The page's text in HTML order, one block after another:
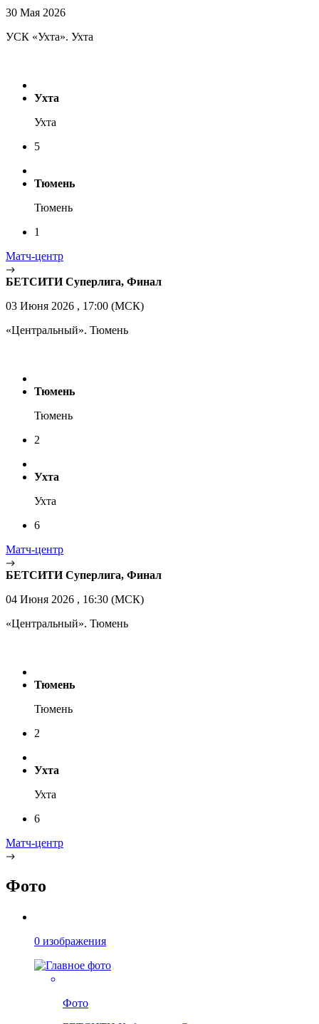
30 Мая 2026
УСК «Ухта». Ухта
Ухта
Ухта
5
Тюмень
Тюмень
1
Матч-центр
БЕТСИТИ Суперлига, Финал
03 Июня 2026 , 17:00 (МСК)
«Центральный». Тюмень
Тюмень
Тюмень
2
Ухта
Ухта
6
Матч-центр
БЕТСИТИ Суперлига, Финал
04 Июня 2026 , 16:30 (МСК)
«Центральный». Тюмень
Тюмень
Тюмень
2
Ухта
Ухта
6
Матч-центр
Фото
0 изображения
Фото